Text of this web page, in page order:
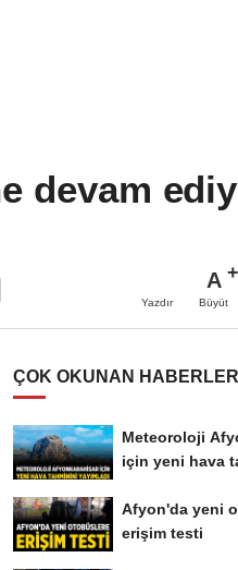
devam
Yazdır
A
Büyüt
ÇOK OKUNAN HABERLER
Meteoroloji
için yeni hava
Afyon'da yeni
erişim testi